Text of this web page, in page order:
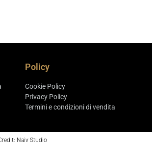
Policy
Cookie Policy
Privacy Policy
Termini e condizioni di vendita
Naiv Studio